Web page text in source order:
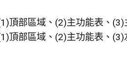
頂部區域、(2)主功能表、(3)
頂部區域、(2)主功能表、